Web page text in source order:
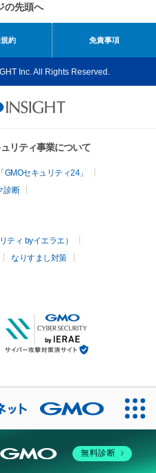
の先頭へ
約 免責事項
Inc. All Rights Reserved.
リティ事業について
セキュリティ24」
診断
ティ byイエラエ）
なりすまし対策
無料診断